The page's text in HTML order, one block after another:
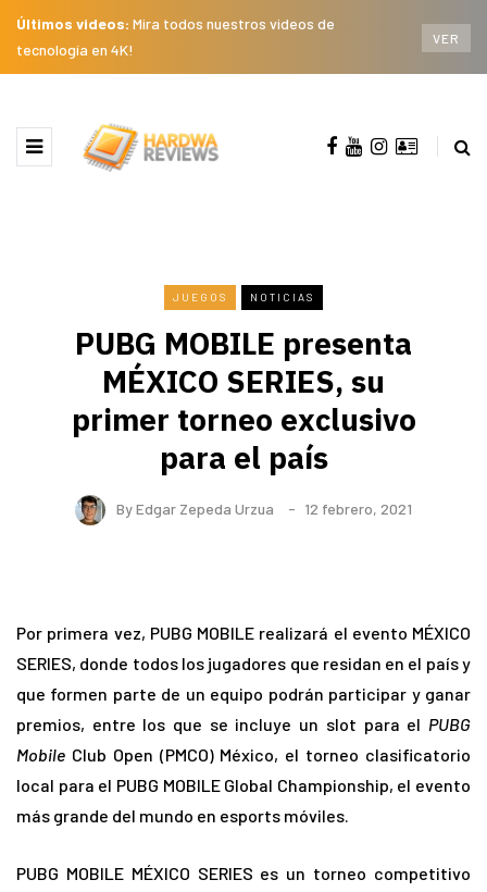
Últimos videos: Mira todos nuestros videos de
tecnología en 4K!
VER
JUEGOS NOTICIAS
PUBG MOBILE presenta
MÉXICO SERIES, su
primer torneo exclusivo
para el país
ByEdgar Zepeda Urzua 12 febrero, 2021
Por primera vez, PUBG MOBILE realizará el evento MÉXICO
SERIES, donde todos los jugadores que residan en el país y
que formen parte de un equipo podrán participar y ganar
premios, entre los que se incluye un slot para el PUBG
Mobile Club Open (PMCO) México, el torneo clasificatorio
local para el PUBG MOBILE Global Championship, el evento
más grande del mundo en esports móviles.
PUBG MOBILE MÉXICO SERIES es un torneo competitivo